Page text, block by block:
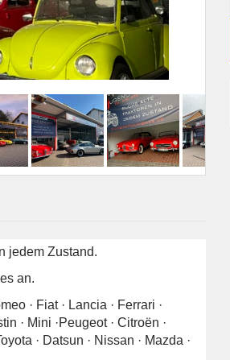
jedem Zustand.
an.
· Fiat · Lancia · Ferrari ·
· Mini ·Peugeot · Citroën ·
· Datsun · Nissan · Mazda ·